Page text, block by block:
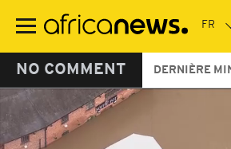
contenu
NO COMMENT DERNIÈRE